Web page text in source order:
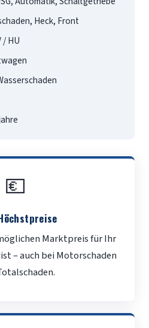
Heck, Front
/ HU
💶
Marktpreis für Ihr
– auch bei Motorschaden